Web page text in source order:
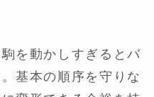
を動かしすぎるとバ
基本の順序を守りな